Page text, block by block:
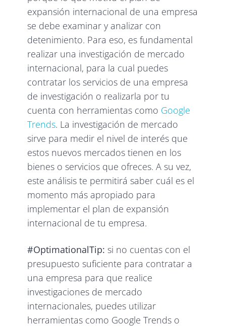
expansión internacional de una empresa
se debe examinar y analizar con
detenimiento. Para eso, es fundamental
realizar una investigación de mercado
internacional, para la cual puedes
contratar los servicios de una empresa
de investigación o realizarla por tu
cuenta con herramientas como Google
Trends. La investigación de mercado
sirve para medir el nivel de interés que
estos nuevos mercados tienen en los
bienes o servicios que ofreces. A su vez,
este análisis te permitirá saber cuál es el
momento más apropiado para
implementar el plan de expansión
internacional de tu empresa.
#OptimationalTip: si no cuentas con el
presupuesto suficiente para contratar a
una empresa para que realice
investigaciones de mercado
internacionales, puedes utilizar
herramientas como Google Trends o